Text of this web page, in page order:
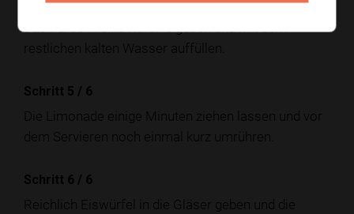
Das Püree in eine Karaffe geben und mit dem
restlichen kalten Wasser auffüllen.
Schritt 5 / 6
Die Limonade einige Minuten ziehen lassen und vor
dem Servieren noch einmal kurz umrühren.
Schritt 6 / 6
Reichlich Eiswürfel in die Gläser geben und die